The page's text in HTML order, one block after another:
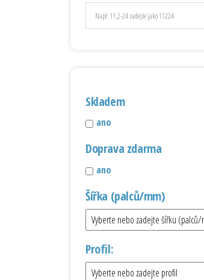
Skladem
ano
Doprava zdarma
ano
Šířka (palců/mm)
Profil: